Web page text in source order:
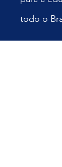
todo o